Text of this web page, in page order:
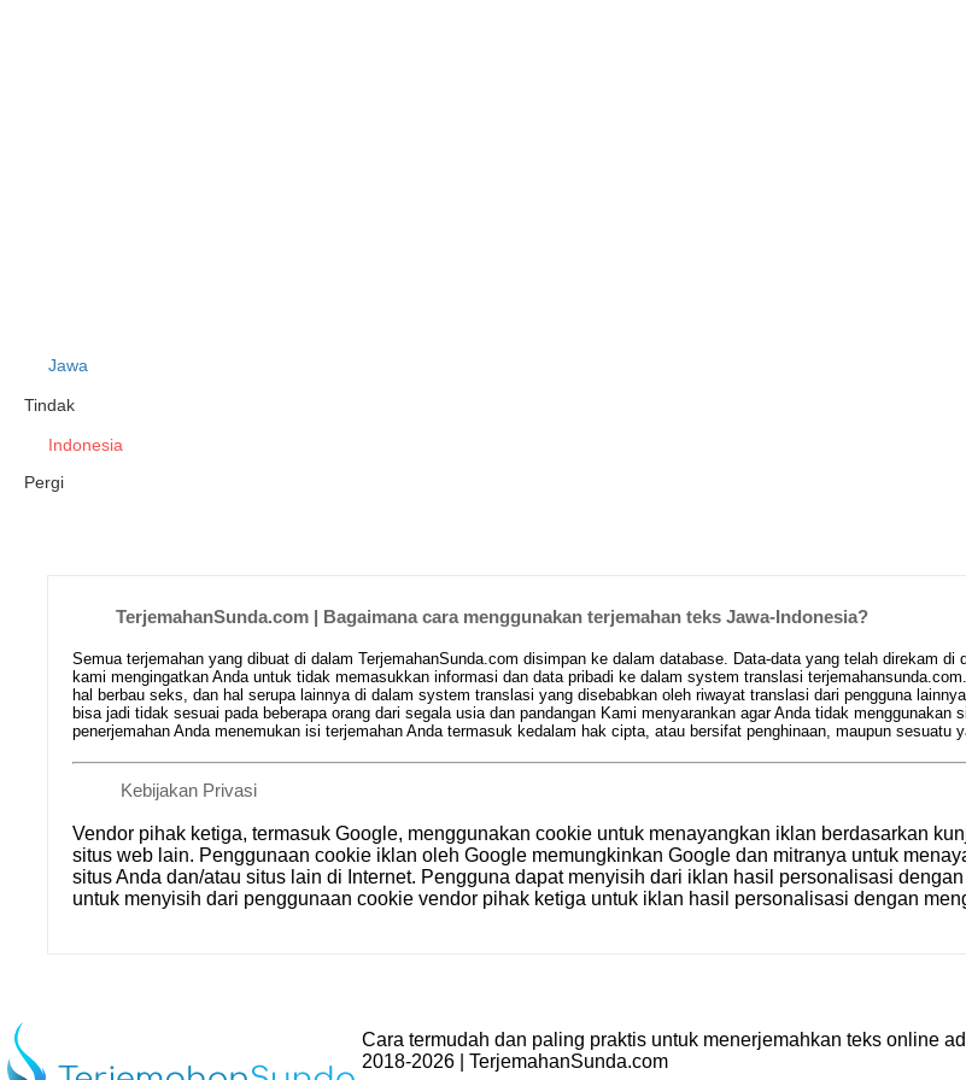
Jawa
Tindak
Indonesia
Pergi
TerjemahanSunda.com | Bagaimana cara menggunakan terjemahan teks Jawa-Indonesia?
Semua terjemahan yang dibuat di dalam TerjemahanSunda.com disimpan ke dalam database. Data-data yang telah direkam
kami mengingatkan Anda untuk tidak memasukkan informasi dan data pribadi ke dalam system translasi
hal berbau seks, dan hal serupa lainnya di dalam system translasi yang disebabkan oleh riwayat translasi dari pengguna
bisa jadi tidak sesuai pada beberapa orang dari segala usia dan pandangan Kami menyarankan agar Anda tidak
penerjemahan Anda menemukan isi terjemahan Anda termasuk kedalam hak cipta, atau bersifat penghinaan, maupun
Kebijakan Privasi
Vendor pihak ketiga, termasuk Google, menggunakan cookie untuk menayangkan iklan berdasarkan
situs web lain. Penggunaan cookie iklan oleh Google memungkinkan Google dan mitranya untuk
situs Anda dan/atau situs lain di Internet. Pengguna dapat menyisih dari iklan hasil personalisasi
untuk menyisih dari penggunaan cookie vendor pihak ketiga untuk iklan hasil personalisasi dengan
Cara termudah dan paling praktis untuk menerjemahkan teks online
2018-2026 | TerjemahanSunda.com